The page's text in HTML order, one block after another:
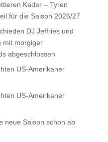
Kader – Tyren
für die Saison 2026/27
DJ Jeffries und
mit morgiger
abgeschlossen
US-Amerikaner
US-Amerikaner
neue Saison schon ab